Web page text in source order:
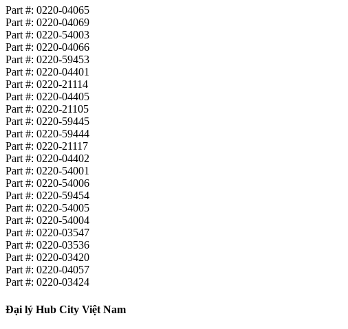
Part #: 0220-04065
Part #: 0220-04069
Part #: 0220-54003
Part #: 0220-04066
Part #: 0220-59453
Part #: 0220-04401
Part #: 0220-21114
Part #: 0220-04405
Part #: 0220-21105
Part #: 0220-59445
Part #: 0220-59444
Part #: 0220-21117
Part #: 0220-04402
Part #: 0220-54001
Part #: 0220-54006
Part #: 0220-59454
Part #: 0220-54005
Part #: 0220-54004
Part #: 0220-03547
Part #: 0220-03536
Part #: 0220-03420
Part #: 0220-04057
Part #: 0220-03424
Đại lý Hub City Việt Nam